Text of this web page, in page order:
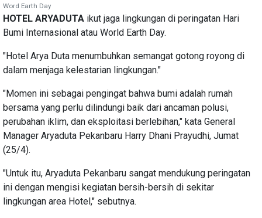
Word Earth Day
HOTEL ARYADUTA ikut jaga lingkungan di peringatan Hari
Bumi Internasional atau World Earth Day.
"Hotel Arya Duta menumbuhkan semangat gotong royong di
dalam menjaga kelestarian lingkungan."
"Momen ini sebagai pengingat bahwa bumi adalah rumah
bersama yang perlu dilindungi baik dari ancaman polusi,
perubahan iklim, dan eksploitasi berlebihan," kata General
Manager Aryaduta Pekanbaru Harry Dhani Prayudhi, Jumat
(25/4).
"Untuk itu, Aryaduta Pekanbaru sangat mendukung peringatan
ini dengan mengisi kegiatan bersih-bersih di sekitar
lingkungan area Hotel," sebutnya.